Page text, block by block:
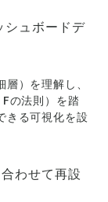
ュボードデ
）を理解し、
の法則）を踏
きる可視化を設
わせて再設